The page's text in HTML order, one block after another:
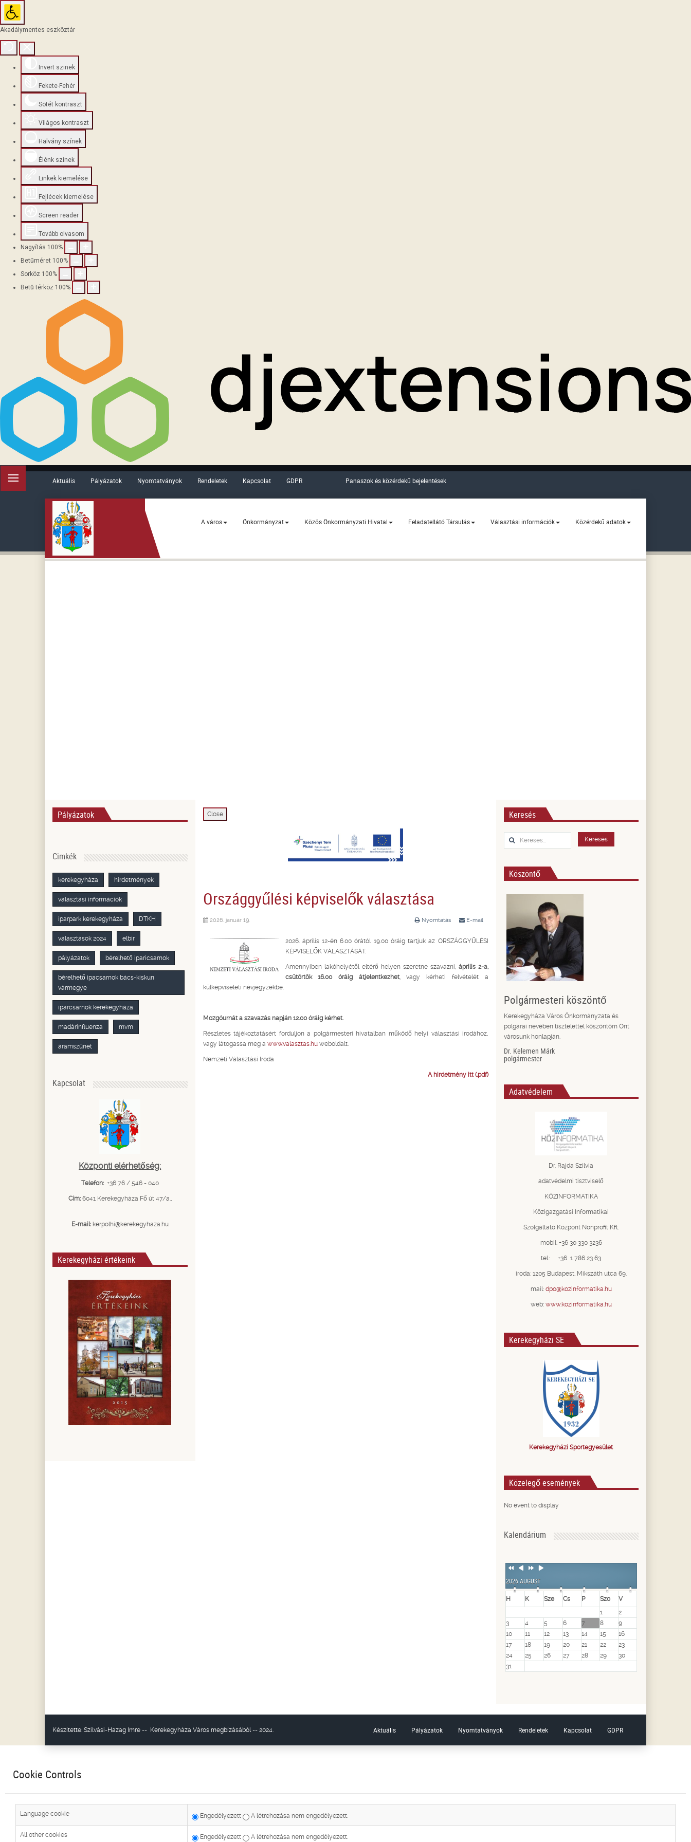
Akadálymentes eszköztár
Invert szinek
Fekete-Fehér
Sötét kontraszt
Világos kontraszt
Halvány színek
Élénk színek
Linkek kiemelése
Fejlécek kiemelése
Screen reader
Tovább olvasom
Nagyítás 100%
Betűméret 100%
Sorköz 100%
Betű térköz 100%
Aktuális Pályázatok Nyomtatványok Rendeletek Kapcsolat GDPR Panaszok és közérdekű bejelentések
A város Önkormányzat Közös Önkormányzati Hivatal Feladatellátó Társulás Választási információk Közérdekű adatok
Close
Országgyűlési képviselők választása
Nyomtatás E-mail
2026. január 19.
2026. április 12-én 6.00 órától 19.00 óráig tartjuk az ORSZÁGGYŰLÉSI
KÉPVISELŐK VÁLASZTÁSÁT.
Amennyiben lakóhelyétől eltérő helyen szeretne szavazni, április 2-a,
csütörtök 16.00 óráig átjelentkezhet, vagy kérheti felvételét a
külképviseleti névjegyzékbe.
Mozgóurnát a szavazás napján 12.00 óráig kérhet.
Részletes tájékoztatásért forduljon a polgármesteri hivatalban működő helyi választási irodához,
vagy látogassa meg a www.valasztas.huweboldalt.
Nemzeti Választási Iroda
A hirdetmény itt (.pdf)
Pályázatok
Cimkék
kerekegyháza hirdetmények
választási információk
iparpark kerekegyháza DTKH
választások 2024 elbir
pályázatok bérelhető iparicsarnok
bérelhető ipacsarnok bács-kiskun
vármegye
iparcsarnok kerekegyháza
madárinfluenza mvm
áramszünet
Kapcsolat
Központi elérhetőség:
Telefon: +36 76 / 546 - 040
Cím: 6041 Kerekegyháza Fő út 47/a.,
E-mail: kerpolhi@kerekegyhaza.hu
Kerekegyházi értékeink
Keresés
Keresés... Keresés
Köszöntő
Polgármesteri köszöntő
Kerekegyháza Város Önkormányzata és
polgárai nevében tisztelettel köszöntöm Önt
városunk honlapján.
Dr. Kelemen Márk
polgármester
Adatvédelem
Dr. Rajda Szilvia
adatvédelmi tisztviselő
KÖZINFORMATIKA
Közigazgatási Informatikai
Szolgáltató Központ Nonprofit Kft.
mobil: +36 30 330 3236
tel.: +36 1 786 23 63
iroda: 1205 Budapest, Mikszáth utca 69.
mail: dpo@kozinformatika.hu
web: www.kozinformatika.hu
Kerekegyházi SE
Kerekegyházi Sportegyesület
Közelegő események
No event to display
Kalendárium
Previous
Previous
NextNext
2026 AUGUST
H K Sze Cs P Szo
V
1
2
3
4 5 6 7 8
9
10
11 12 13 14 15
16
17
18 19 20 21 22
23
24
25 26 27 28 29
30
31
Készítette: Szilvási-Hazag Imre -- Kerekegyháza Város megbízásából -- 2024. Aktuális Pályázatok Nyomtatványok Rendeletek Kapcsolat GDPR
Cookie Controls
Language cookie Engedélyezett A létrehozása nem engedélyezett.
All other cookies Engedélyezett A létrehozása nem engedélyezett.